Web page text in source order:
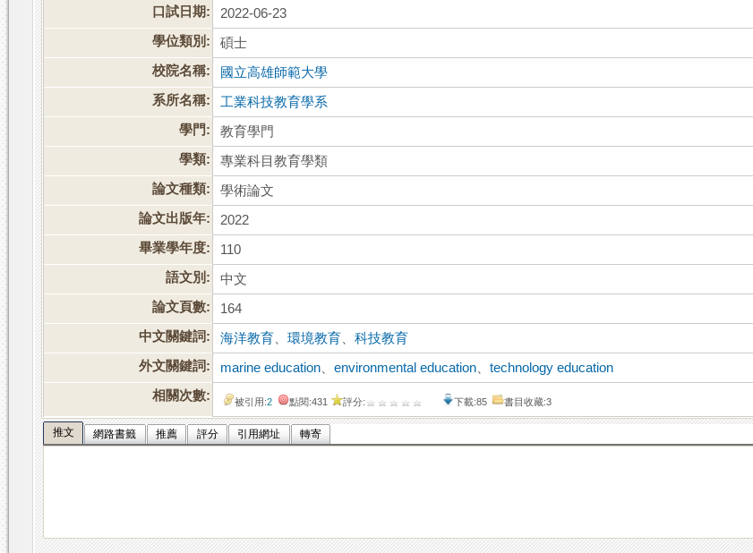
口試日期:
2022-06-23
學位類別:
碩士
校院名稱:
國立高雄師範大學
系所名稱:
工業科技教育學系
學門:
教育學門
學類:
專業科目教育學類
論文種類:
學術論文
論文出版年:
2022
畢業學年度:
110
語文別:
中文
論文頁數:
164
中文關鍵詞:
海洋教育 、環境教育 、科技教育
外文關鍵詞:
marine education 、environmental education 、technology education
相關次數:
被引用:2 點閱:431 評分: 下載:85 書目收藏:3
推文 網路書籤 推薦 評分 引用網址 轉寄